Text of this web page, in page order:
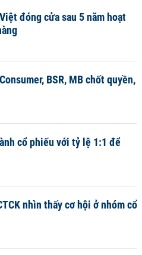
đóng cửa sau 5 năm hoạt
BSR, MB chốt quyền,
cổ phiếu với tỷ lệ 1:1 để
nhìn thấy cơ hội ở nhóm cổ